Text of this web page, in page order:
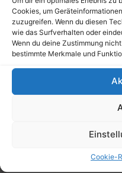
Cookies, um
zuzugreifen. Wenn du diesen
wie das Surfverhalten oder
Wenn du deine Zustimmung
bestimmte Merkmale und
Cookie-